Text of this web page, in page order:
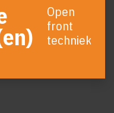
Open
front
techniek